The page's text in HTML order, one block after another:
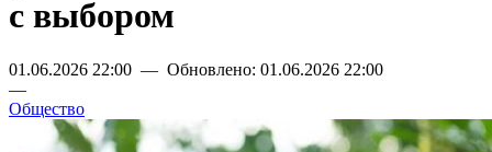
с выбором
01.06.2026 22:00 — Обновлено: 01.06.2026 22:00
—
Общество